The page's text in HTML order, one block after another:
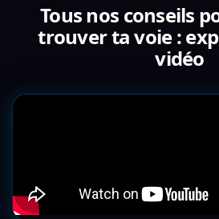
Tous nos conseils
trouver ta voie :
vidéo